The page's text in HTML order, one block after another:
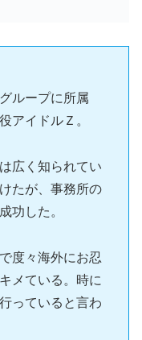
ループに所属
アイドルＺ。
広く知られてい
たが、事務所の
功した。
度々海外にお忍
メている。時に
っていると言わ